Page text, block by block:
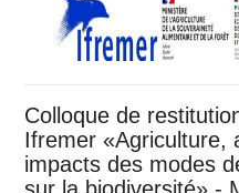
Colloque de
Ifremer «Agriculture,
impacts des modes